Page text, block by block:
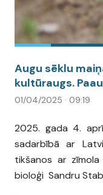
Augu sēklu
kultūraugs.
01/04/2025 · 09:19
2025. gada 4.
sadarbībā ar
tikšanos ar
bioloģi Sandru